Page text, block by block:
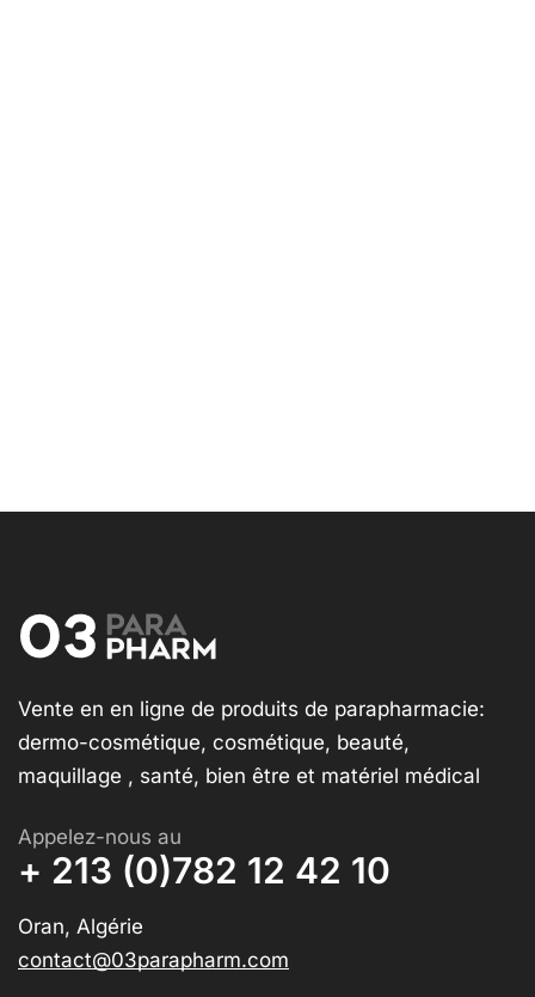
Vente en en ligne de produits de parapharmacie:
dermo-cosmétique, cosmétique, beauté,
maquillage , santé, bien être et matériel médical
Appelez-nous au
+ 213 (0)782 12 42 10
Oran, Algérie
contact@03parapharm.com